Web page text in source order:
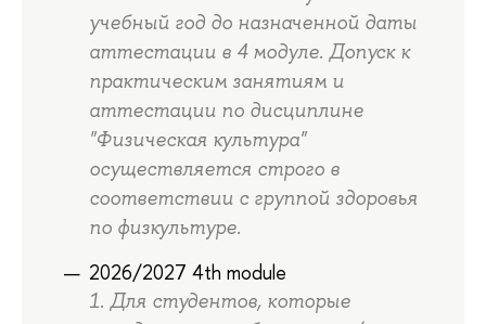
учебный год до назначенной даты
аттестации в 4 модуле. Допуск к
практическим занятиям и
аттестации по дисциплине
"Физическая культура"
осуществляется строго в
соответствии с группой здоровья
по физкультуре.
2026/2027 4th module
1. Для студентов, которые